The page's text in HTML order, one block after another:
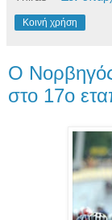
Κοινή χρήση
Ο
στο 17ο